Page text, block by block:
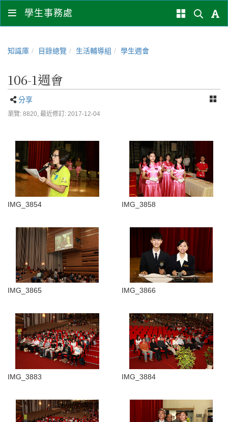
學生事務處
知識庫 目錄總覽 生活輔導組 學生週會
106-1週會
分享
瀏覽: 8820, 最近修訂: 2017-12-04
IMG_3854 IMG_3858
IMG_3865 IMG_3866
IMG_3883 IMG_3884